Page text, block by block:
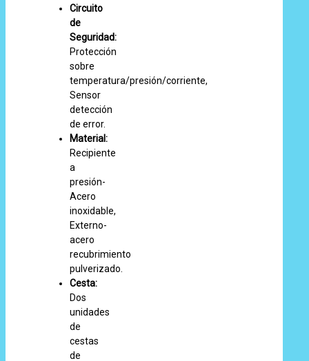
Circuito
de
Seguridad:
Protección
sobre
temperatura/presión/corriente,
Sensor
detección
de error.
Material:
Recipiente
a
presión-
Acero
inoxidable,
Externo-
acero
recubrimiento
pulverizado.
Cesta:
Dos
unidades
de
cestas
de